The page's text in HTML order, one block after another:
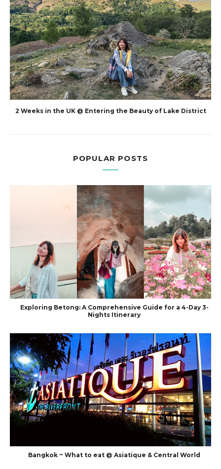
2 Weeks in the UK @ Entering the Beauty of Lake District
POPULAR POSTS
Exploring Betong: A Comprehensive Guide for a 4-Day 3-
Nights Itinerary
Bangkok ~ What to eat @ Asiatique & Central World